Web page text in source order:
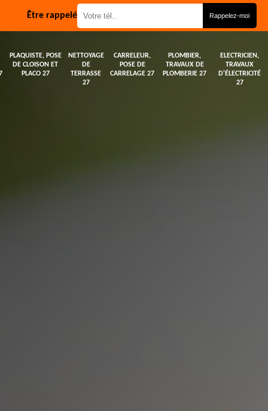
Être rappelé
PLAQUISTE, POSE
DE CLOISON ET
PLACO 27
NETTOYAGE
DE
TERRASSE
27
CARRELEUR,
POSE DE
CARRELAGE 27
PLOMBIER,
TRAVAUX DE
PLOMBERIE 27
ELECTRICIEN,
TRAVAUX
D'ÉLECTRICITÉ
27